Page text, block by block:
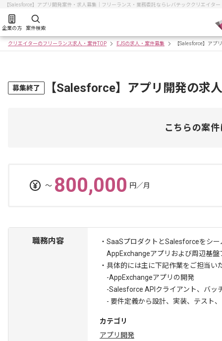
【Salesforce】アプリ開発案件・求人募集｜フリーランス・業務委託ならレバテッククリエイター
企業の方 案件検索
クリエイターのフリーランス求人・案件TOP EJSの求人・案件募集 【Salesforce】アプ
募集終了 【Salesforce】アプリ開発の求
こちらの案
〜 800,000 円／月
職務内容
・SaaSプロダクトとSalesforceをシ
AppExchangeアプリおよび周辺基盤
・具体的には主に下記作業をご担当い
-AppExchangeアプリの開発
-Salesforce APIクライアント、バッ
- 要件定義から設計、実装、テスト
カテゴリ
アプリ開発